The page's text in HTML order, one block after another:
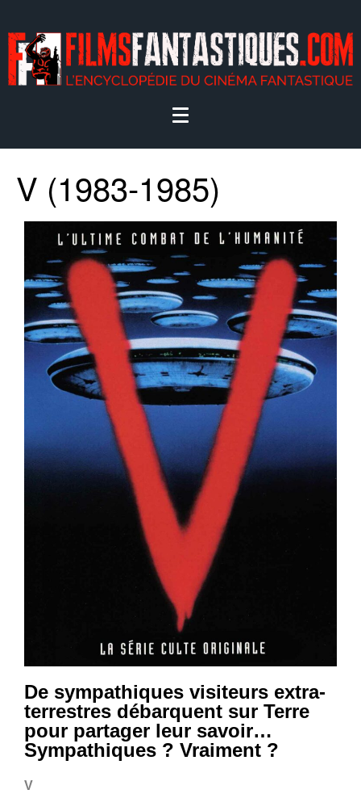
V (1983-1985)
De sympathiques visiteurs extra-
terrestres débarquent sur Terre
pour partager leur savoir…
Sympathiques ? Vraiment ?
V